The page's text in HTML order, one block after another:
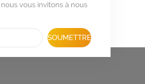
vous invitons à nous
SOUMETTRE